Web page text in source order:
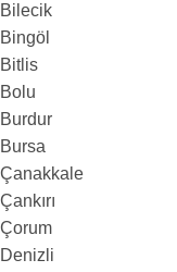
Bilecik
Bingöl
Bitlis
Bolu
Burdur
Bursa
Çanakkale
Çankırı
Çorum
Denizli